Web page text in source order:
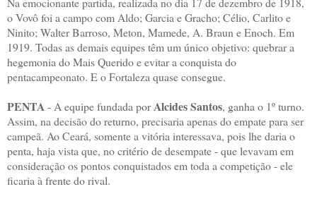
o Vovô foi a campo com Aldo; Garcia e Gracho; Célio, Carlito e
Ninito; Walter Barroso, Meton, Mamede, A. Braun e Enoch. Em
1919. Todas as demais equipes têm um único objetivo: quebrar a
hegemonia do Mais Querido e evitar a conquista do
pentacampeonato. E o Fortaleza quase consegue.
PENTA - A equipe fundada por Alcides Santos, ganha o 1º turno.
Assim, na decisão do returno, precisaria apenas do empate para ser
campeã. Ao Ceará, somente a vitória interessava, pois lhe daria o
penta, haja vista que, no critério de desempate - que levavam em
consideração os pontos conquistados em toda a competição - ele
ficaria à frente do rival.